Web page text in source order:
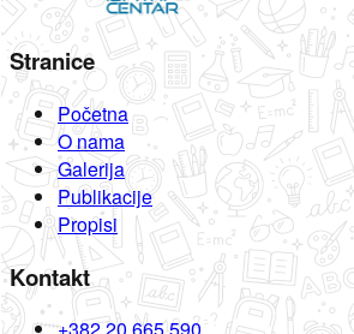
Stranice
Početna
O nama
Galerija
Publikacije
Propisi
Kontakt